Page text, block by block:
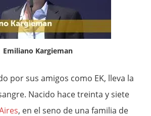
Emiliano Kargieman
por sus amigos como EK, lleva la
Nacido hace treinta y siete
, en el seno de una familia de